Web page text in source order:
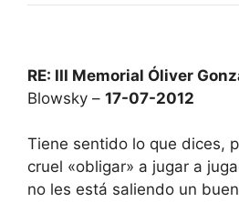
RE: III Memorial Óliver
Blowsky – 17-07-2012
Tiene sentido lo que dices,
cruel «obligar» a jugar a
no les está saliendo un